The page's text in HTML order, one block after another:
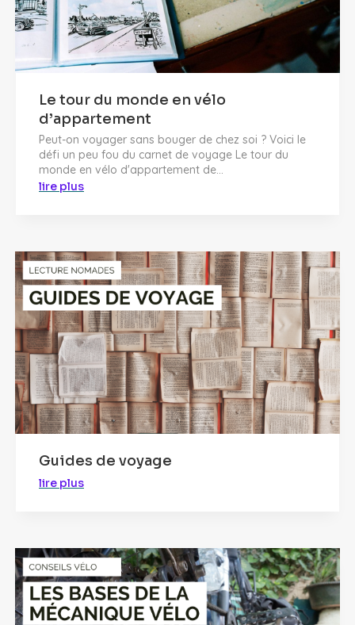
Le tour du monde en vélo
d’appartement
Peut-on voyager sans bouger de chez soi ? Voici le
défi un peu fou du carnet de voyage Le tour du
monde en vélo d'appartement de...
lire plus
Guides de voyage
lire plus